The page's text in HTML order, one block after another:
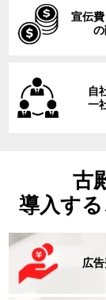
宣伝
自
一
古
導入す
広